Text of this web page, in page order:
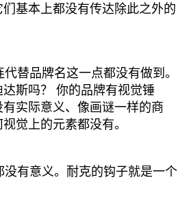
基本上都没有传达除此之外的
替品牌名这一点都没有做到。
斯吗？ 你的品牌有视觉锤
实际意义、像画谜一样的商
觉上的元素都没有。
有意义。耐克的钩子就是一个